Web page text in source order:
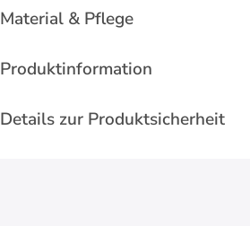
Material & Pflege
Produktinformation
Details zur Produktsicherheit